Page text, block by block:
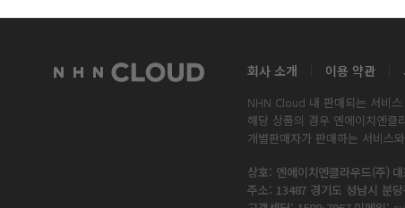
회사 소개 이용 약관
NHN Cloud 내 판매되는 서비
해당 상품의 경우 엔에이치엔클
개별판매자가 판매하는 서비스
상호: 엔에이치엔클라우드(주)
주소: 13487 경기도 성남시 분